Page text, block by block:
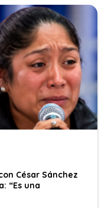
César Sánchez
“Es una